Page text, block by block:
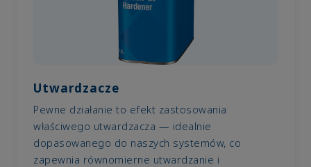
Utwardzacze
Pewne działanie to efekt zastosowania
właściwego utwardzacza — idealnie
dopasowanego do naszych systemów, co
zapewnia równomierne utwardzanie i